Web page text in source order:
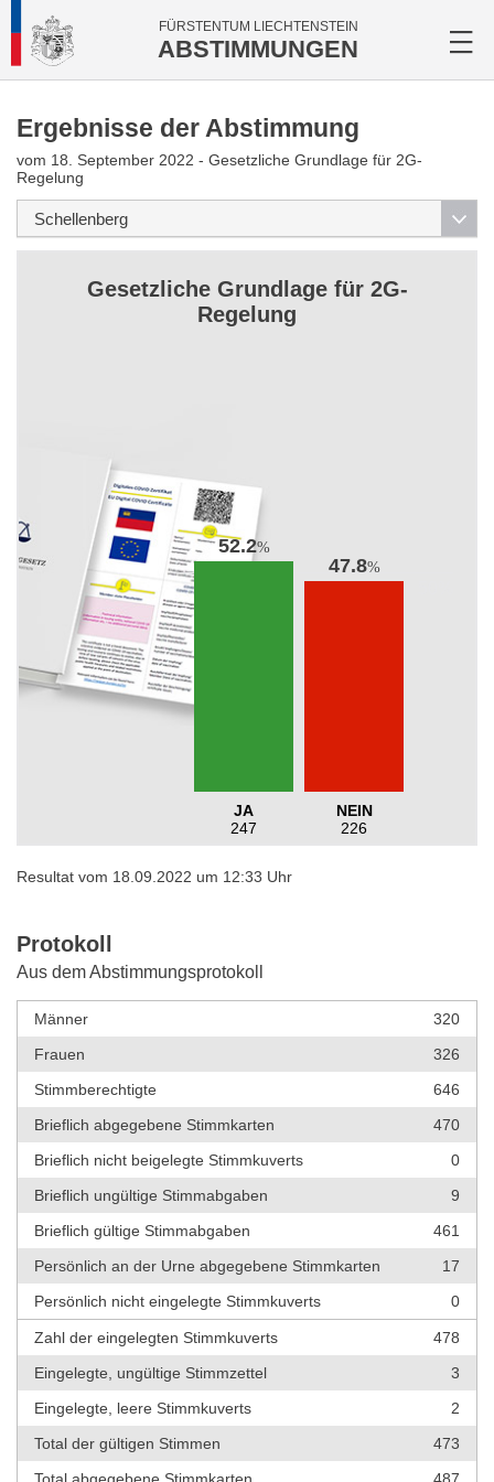
FÜRSTENTUM LIECHTENSTEIN
ABSTIMMUNGEN
Ergebnisse der Abstimmung
vom 18. September 2022 - Gesetzliche Grundlage für 2G-
Regelung
Gesetzliche Grundlage für 2G-
Regelung
52.2%
JA
247
47.8%
NEIN
226
Resultat vom 18.09.2022 um 12:33 Uhr
Protokoll
Aus dem Abstimmungsprotokoll
Männer
320
Frauen
326
Stimmberechtigte
646
Brieflich abgegebene Stimmkarten
470
Brieflich nicht beigelegte Stimmkuverts
0
Brieflich ungültige Stimmabgaben
9
Brieflich gültige Stimmabgaben
461
Persönlich an der Urne abgegebene Stimmkarten
17
Persönlich nicht eingelegte Stimmkuverts
0
Zahl der eingelegten Stimmkuverts
478
Eingelegte, ungültige Stimmzettel
3
Eingelegte, leere Stimmkuverts
2
Total der gültigen Stimmen
473
Total abgegebene Stimmkarten
487